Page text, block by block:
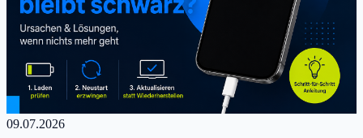
09.07.2026